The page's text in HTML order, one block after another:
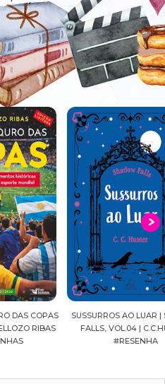
SUSSURROS AO LUAR | SHADOW
FALLS, VOL.04 | C.C.HUNTER